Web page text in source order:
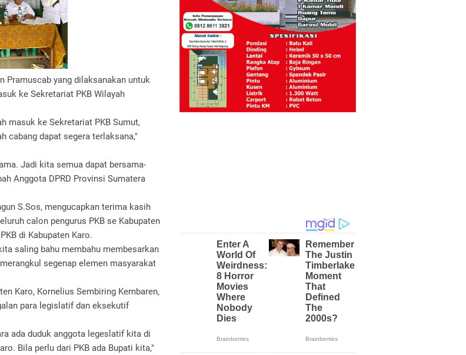
Pramuscab yang dilaksanakan untuk
ke Sekretariat PKB Wilayah
masuk ke Sekretariat PKB Sumut,
cabang dapat segera terlaksana,"
Jadi kita semua dapat bersama-
Anggota DPRD Provinsi Sumatera
S.Sos, mengucapkan terima kasih
calon pengurus PKB se Kabupaten
di Kabupaten Karo.
saling bahu membahu membesarkan
segenap elemen masyarakat
Karo, Kornelius Sembiring Kembaren,
para legislatif dan eksekutif
ada duduk anggota legeslatif kita di
Bila perlu dari PKB ada Bupati kita,"